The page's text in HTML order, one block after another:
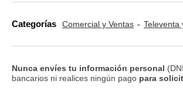
Categorías Comercial y Ventas Televenta y
Nunca envíes tu información personal
bancarios ni realices ningún pago para